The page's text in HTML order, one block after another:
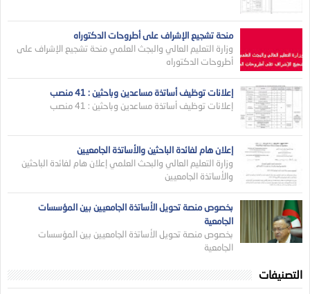
منحة تشجيع الإشراف على أطروحات الدكتوراه
وزارة التعليم العالي والبجث العلمي منحة تشجيع الإشراف على
أطروحات الدكتوراه
إعلانات توظيف أساتذة مساعدين وباحثين : 41 منصب
إعلانات توظيف أساتذة مساعدين وباحثين : 41 منصب
إعلان هام لفائدة الباحثين والأساتذة الجامعيين
وزارة التعليم العالي والبحث العلمي إعلان هام لفائدة الباحثين
والأساتذة الجامعيين
بخصوص منصة تحويل الأساتذة الجامعيين بين المؤسسات
الجامعية
بخصوص منصة تحويل الأساتذة الجامعيين بين المؤسسات
الجامعية
التصنيفات